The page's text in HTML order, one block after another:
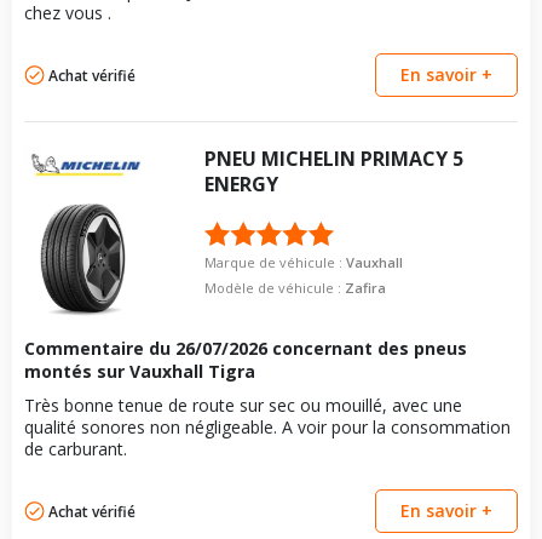
chez vous .
Achat vérifié En savoir +
PNEU MICHELIN PRIMACY 5
ENERGY
Marque de véhicule :Vauxhall
Modèle de véhicule : Zafira
Commentaire du 26/07/2026 concernant des pneus
montés sur Vauxhall Tigra
Très bonne tenue de route sur sec ou mouillé, avec une
qualité sonores non négligeable. A voir pour la consommation
de carburant.
Achat vérifié En savoir +